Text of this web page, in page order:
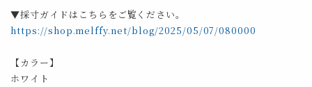
▼採寸ガイドはこちらをご覧ください。
https://shop.melffy.net/blog/2025/05/07/080000
【カラー】
ホワイト